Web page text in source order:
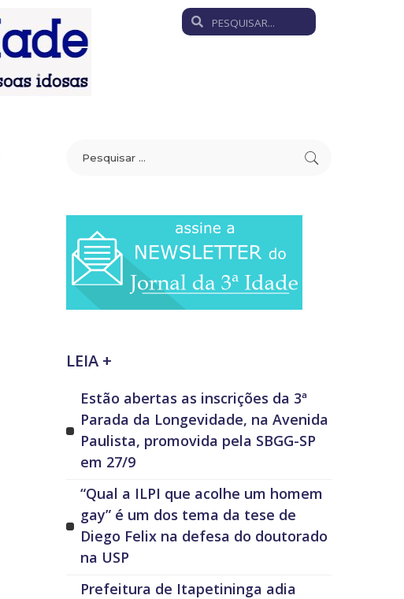
LEIA +
Estão abertas as inscrições da 3ª
Parada da Longevidade, na Avenida
Paulista, promovida pela SBGG-SP
em 27/9
“Qual a ILPI que acolhe um homem
gay” é um dos tema da tese de
Diego Felix na defesa do doutorado
na USP
Prefeitura de Itapetininga adia